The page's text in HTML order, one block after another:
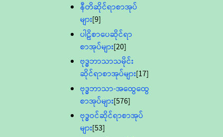
နီတိဆိုင်ရာစာအုပ်
များ[9]
ပါဠိစာပေဆိုင်ရာ
စာအုပ်များ[20]
ဗုဒ္ဓဘာသာသမိုင်း
ဆိုင်ရာစာအုပ်များ[17]
ဗုဒ္ဓဘာသာ-အထွေထွေ
စာအုပ်များ[576]
ဗုဒ္ဓဝင်ဆိုင်ရာစာအုပ်
များ[53]